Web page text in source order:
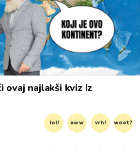
ovaj najlakši kviz iz
lol! aww vrh! woot?!